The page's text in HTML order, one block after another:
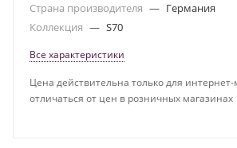
Страна производителя — Германия
Коллекция — S70
Все характеристики
Цена действительна только для
отличаться от цен в розничных магазинах